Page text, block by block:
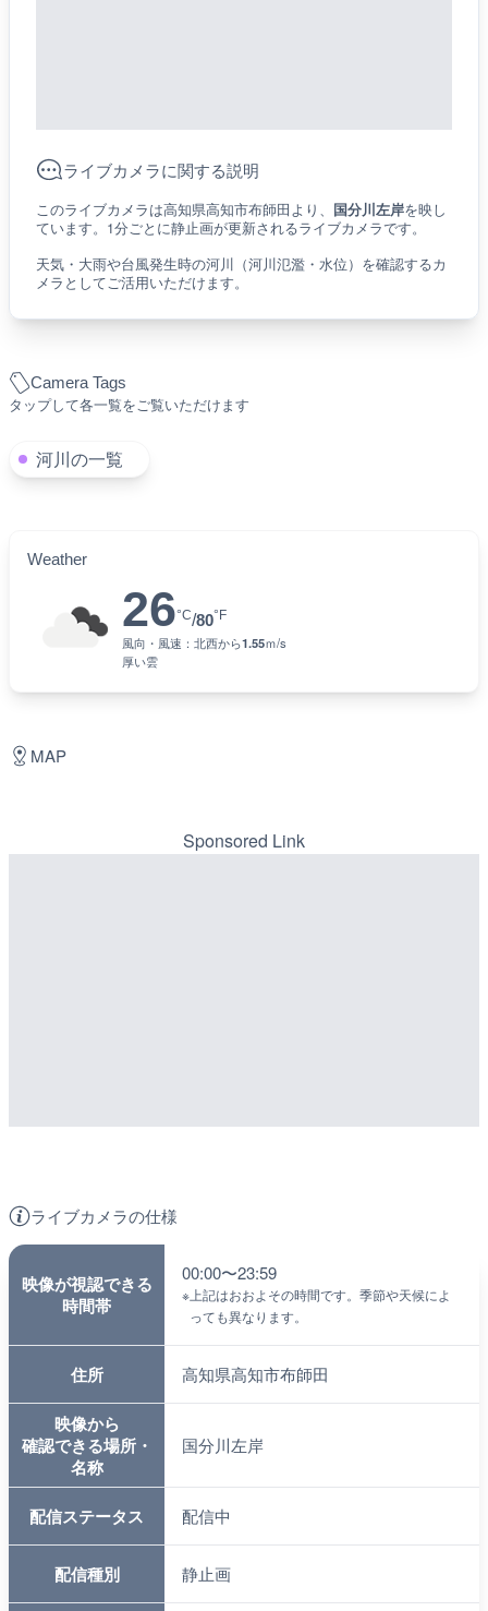
Camera Tags
タップして各一覧をご覧いただけます
河川の一覧
Weather
26°C/80°F
風向・風速： 北西から1.55ｍ/s
厚い雲
ライブカメラに関する説明
このライブカメラは高知県高知市布師田より、 国分川左岸を映し
ています。1分ごとに静止画が更新されるライブカメラです。
天気・大雨や台風発生時の河川（河川氾濫・水位）を確認するカ
メラとしてご活用いただけます。
ライブカメラの仕様
映像が視認できる
時間帯
00:00〜23:59
※ 上記はおおよその時間です。季節や天候によ
っても異なります。
住所 高知県高知市布師田
映像から
確認できる場所・
名称
国分川左岸
配信ステータス 配信中
配信種別 静止画
MAP
Sponsored Link